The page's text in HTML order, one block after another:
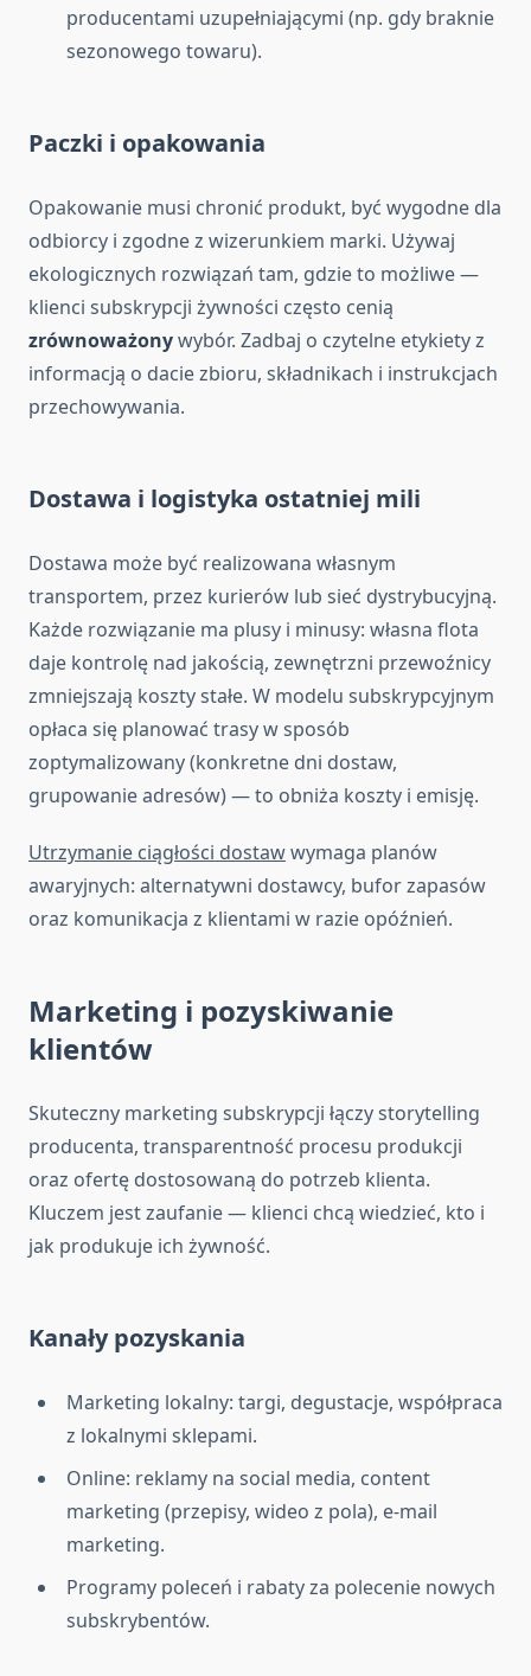
producentami uzupełniającymi (np. gdy braknie
sezonowego towaru).
Paczki i opakowania
Opakowanie musi chronić produkt, być wygodne dla
odbiorcy i zgodne z wizerunkiem marki. Używaj
ekologicznych rozwiązań tam, gdzie to możliwe —
klienci subskrypcji żywności często cenią
zrównoważonywybór. Zadbaj o czytelne etykiety z
informacją o dacie zbioru, składnikach i instrukcjach
przechowywania.
Dostawa i logistyka ostatniej mili
Dostawa może być realizowana własnym
transportem, przez kurierów lub sieć dystrybucyjną.
Każde rozwiązanie ma plusy i minusy: własna flota
daje kontrolę nad jakością, zewnętrzni przewoźnicy
zmniejszają koszty stałe. W modelu subskrypcyjnym
opłaca się planować trasy w sposób
zoptymalizowany (konkretne dni dostaw,
grupowanie adresów) — to obniża koszty i emisję.
Utrzymanie ciągłości dostawwymaga planów
awaryjnych: alternatywni dostawcy, bufor zapasów
oraz komunikacja z klientami w razie opóźnień.
Marketing i pozyskiwanie
klientów
Skuteczny marketing subskrypcji łączy storytelling
producenta, transparentność procesu produkcji
oraz ofertę dostosowaną do potrzeb klienta.
Kluczem jest zaufanie — klienci chcą wiedzieć, kto i
jak produkuje ich żywność.
Kanały pozyskania
Marketing lokalny: targi, degustacje, współpraca
z lokalnymi sklepami.
Online: reklamy na social media, content
marketing (przepisy, wideo z pola), e-mail
marketing.
Programy poleceń i rabaty za polecenie nowych
subskrybentów.